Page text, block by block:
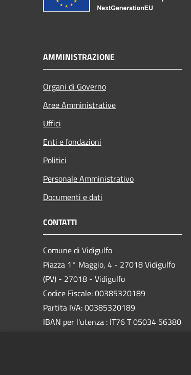
AMMINISTRAZIONE
Organi di Governo
Aree Amministrative
Uffici
Enti e fondazioni
Politici
Personale Amministrativo
Documenti e dati
CONTATTI
Comune di Vidigulfo
Piazza 1° Maggio, 4 - 27018 Vidigulfo
(PV) - 27018 - Vidigulfo
Codice Fiscale: 00385320189
Partita IVA: 00385320189
IBAN per l'utenza : IT76 T 05034 56380